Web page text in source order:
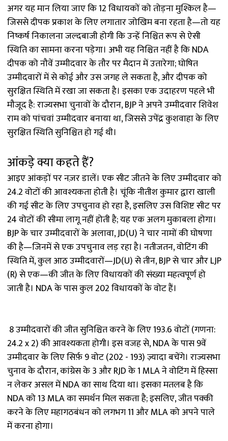
अगर यह मान लिया जाए कि 12 विधायकों को तोड़ना मुश्किल है—
जिससे दीपक प्रकाश के लिए लगातार जोखिम बना रहता है—तो यह
निष्कर्ष निकालना जल्दबाजी होगी कि उन्हें निश्चित रूप से ऐसी
स्थिति का सामना करना पड़ेगा। अभी यह निश्चित नहीं है कि NDA
दीपक को नौवें उम्मीदवार के तौर पर मैदान में उतारेगा; घोषित
उम्मीदवारों में से कोई और उस जगह ले सकता है, और दीपक को
सुरक्षित स्थिति में रखा जा सकता है। इसका एक उदाहरण पहले भी
मौजूद है: राज्यसभा चुनावों के दौरान, BJP ने अपने उम्मीदवार शिवेश
राम को पांचवां उम्मीदवार बनाया था, जिससे उपेंद्र कुशवाहा के लिए
सुरक्षित स्थिति सुनिश्चित हो गई थी।
आंकड़े क्या कहते हैं?
आइए आंकड़ों पर नज़र डालें। एक सीट जीतने के लिए उम्मीदवार को
24.2 वोटों की आवश्यकता होती है। चूंकि नीतीश कुमार द्वारा खाली
की गई सीट के लिए उपचुनाव हो रहा है, इसलिए उस विशिष्ट सीट पर
24 वोटों की सीमा लागू नहीं होती है; यह एक अलग मुकाबला होगा।
BJP के चार उम्मीदवारों के अलावा, JD(U) ने चार नामों की घोषणा
की है—जिनमें से एक उपचुनाव लड़ रहा है। नतीजतन, वोटिंग की
स्थिति में, कुल आठ उम्मीदवारों—JD(U) से तीन, BJP से चार और LJP
(R) से एक—की जीत के लिए विधायकों की संख्या महत्वपूर्ण हो
जाती है। NDA के पास कुल 202 विधायकों के वोट हैं।
8 उम्मीदवारों की जीत सुनिश्चित करने के लिए 193.6 वोटों (गणना:
24.2 x 2) की आवश्यकता होगी। इस वजह से, NDA के पास 9वें
उम्मीदवार के लिए सिर्फ़ 9 वोट (202 - 193) ज़्यादा बचेंगे। राज्यसभा
चुनाव के दौरान, कांग्रेस के 3 और RJD के 1 MLA ने वोटिंग में हिस्सा
न लेकर असल में NDA का साथ दिया था। इसका मतलब है कि
NDA को 13 MLA का समर्थन मिल सकता है; इसलिए, जीत पक्की
करने के लिए महागठबंधन को लगभग 11 और MLA को अपने पाले
में करना होगा।